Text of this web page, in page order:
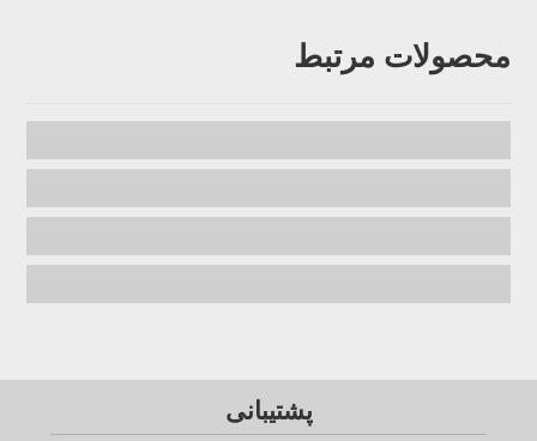
محصولات مرتبط
پشتیبانی